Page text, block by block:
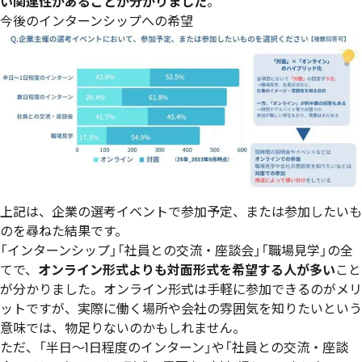
今後のインターンシップへの希望
上記は、企業の選考イベントで参加予定、または参加したいも
のを尋ねた結果です。
「インターンシップ」「社員との交流・座談会」「職場見学」の全
てで、 オンライン形式よりも対面形式を希望する人が多いこと
が分かりました。オンライン形式は手軽に参加できるのがメリ
ットですが、実際に働く場所や会社の雰囲気を知りたいという
意味では、物足りないのかもしれません。
ただ、「半日〜1日程度のインターン」や「社員との交流・座談